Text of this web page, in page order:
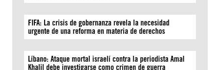
FIFA: La crisis de gobernanza revela la necesidad
urgente de una reforma en materia de derechos
Líbano: Ataque mortal israelí contra la periodista Amal
Khalil debe investigarse como crimen de guerra